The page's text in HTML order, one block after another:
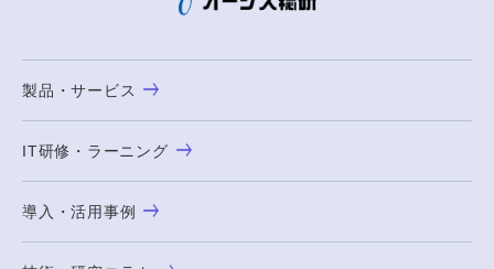
製品・サービス
IT研修・ラーニング
導入・活用事例